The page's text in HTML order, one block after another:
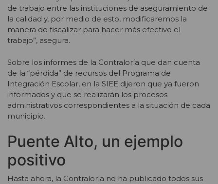
de trabajo entre las instituciones de aseguramiento de
la calidad y, por medio de esto, modificaremos la
manera de fiscalizar para hacer más efectivo el
trabajo”, asegura.
Sobre los informes de la Contraloría que dan cuenta
de la “pérdida” de recursos del Programa de
Integración Escolar, en la SIEE dijeron que ya fueron
informados y que se realizarán los procesos
administrativos correspondientes a la situación de cada
municipio.
Puente Alto, un ejemplo
positivo
Hasta ahora, la Contraloría no ha publicado todos sus